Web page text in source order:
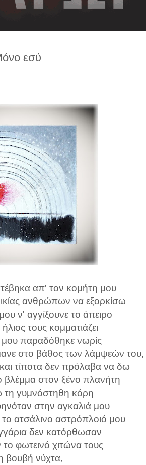
εσύ
απ' τον κομήτη μου
ανθρώπων να εξορκίσω
ν' αγγίξουνε το άπειρο
τους κομματιάζει
παραδόθηκε νωρίς
στο βάθος των λάμψεών του,
τίποτα δεν πρόλαβα να δω
στον ξένο πλανήτη
γυμνόστηθη κόρη
στην αγκαλιά μου
ατσάλινο αστρόπλοιό μου
δεν κατόρθωσαν
φωτεινό χιτώνα τους
βουβή νύχτα,